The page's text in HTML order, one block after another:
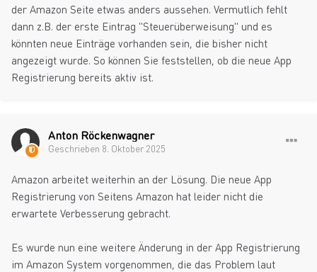
der Amazon Seite etwas anders aussehen. Vermutlich fehlt
dann z.B. der erste Eintrag "Steuerüberweisung" und es
könnten neue Einträge vorhanden sein, die bisher nicht
angezeigt wurde. So können Sie feststellen, ob die neue App
Registrierung bereits aktiv ist.
Anton Röckenwagner
Geschrieben 8. Oktober 2025
Amazon arbeitet weiterhin an der Lösung. Die neue App
Registrierung von Seitens Amazon hat leider nicht die
erwartete Verbesserung gebracht.
Es wurde nun eine weitere Änderung in der App Registrierung
im Amazon System vorgenommen, die das Problem laut